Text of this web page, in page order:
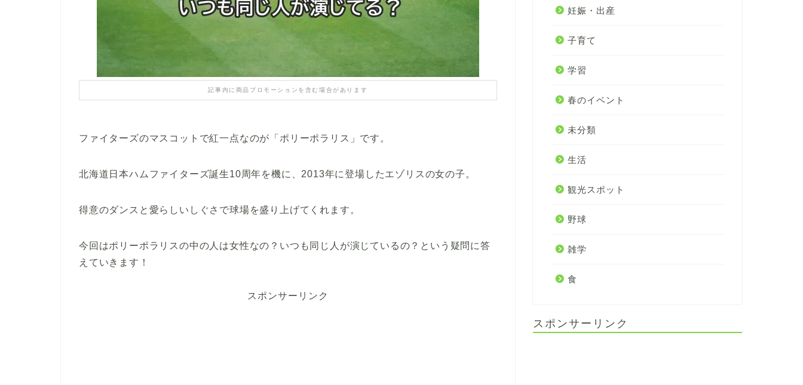
記事内に商品プロモーションを含む場合があります
ファイターズのマスコットで紅一点なのが「ポリーポラリス」です。
北海道日本ハムファイターズ誕生10周年を機に、2013年に登場したエゾリスの女の子。
得意のダンスと愛らしいしぐさで球場を盛り上げてくれます。
今回はポリーポラリスの中の人は女性なの？いつも同じ人が演じているの？という疑問に答
えていきます！
スポンサーリンク
妊娠・出産
子育て
学習
春のイベント
未分類
生活
観光スポット
野球
雑学
食
スポンサーリンク